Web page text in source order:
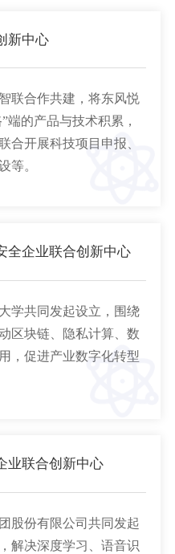
新中心
联合作共建，将东风悦
端的产品与技术积累，
合开展科技项目申报、
等。
全企业联合创新中心
学共同发起设立，围绕
区块链、隐私计算、数
，促进产业数字化转型
业联合创新中心
股份有限公司共同发起
解决深度学习、语音识